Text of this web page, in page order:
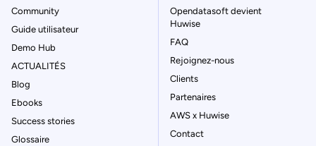
Community
Guide utilisateur
Demo Hub
ACTUALITÉS
Blog
Ebooks
Success stories
Glossaire
Opendatasoft devient
Huwise
FAQ
Rejoignez-nous
Clients
Partenaires
AWS x Huwise
Contact